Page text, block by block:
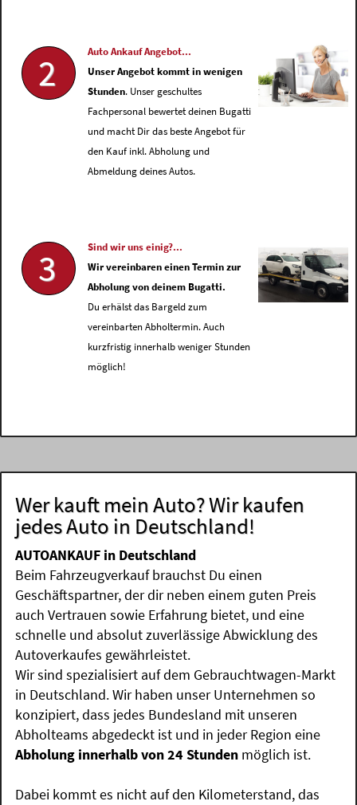
2
Auto Ankauf Angebot...
Unser Angebot kommt in wenigen
Stunden. Unser geschultes
Fachpersonal bewertet deinen Bugatti
und macht Dir das beste Angebot für
den Kauf inkl. Abholung und
Abmeldung deines Autos.
3
Sind wir uns einig?...
Wir vereinbaren einen Termin zur
Abholung von deinem Bugatti.
Du erhälst das Bargeld zum
vereinbarten Abholtermin. Auch
kurzfristig innerhalb weniger Stunden
möglich!
Wer kauft mein Auto? Wir kaufen
jedes Auto in Deutschland!
AUTOANKAUF in Deutschland
Beim Fahrzeugverkauf brauchst Du einen
Geschäftspartner, der dir neben einem guten Preis
auch Vertrauen sowie Erfahrung bietet, und eine
schnelle und absolut zuverlässige Abwicklung des
Autoverkaufes gewährleistet.
Wir sind spezialisiert auf dem Gebrauchtwagen-Markt
in Deutschland. Wir haben unser Unternehmen so
konzipiert, dass jedes Bundesland mit unseren
Abholteams abgedeckt ist und in jeder Region eine
Abholung innerhalb von 24 Stunden möglich ist.
Dabei kommt es nicht auf den Kilometerstand, das